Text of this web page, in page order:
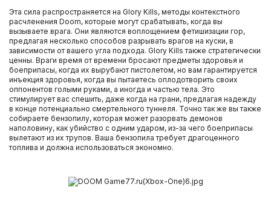
Эта сила распространяется на Glory Kills, методы контекстного
расчленения Doom, которые могут срабатывать, когда вы
вызываете врага. Они являются воплощением фетишизации гор,
предлагая несколько способов разрывать врагов на куски, в
зависимости от вашего угла подхода. Glory Kills также стратегически
ценны. Враги время от времени бросают предметы здоровья и
боеприпасы, когда их вырубают пистолетом, но вам гарантируется
инъекция здоровья, когда вы пытаетесь оплодотворить своих
оппонентов голыми руками, а иногда и частью тела. Это
стимулирует вас спешить, даже когда на грани, предлагая надежду
в конце потенциально смертельного туннеля. Точно так же вы также
собираете бензопилу, которая может разорвать демонов
наполовину, как убийство с одним ударом, из-за чего боеприпасы
вылетают из их трупов. Ваша бензопила требует драгоценного
топлива и должна использоваться экономно.